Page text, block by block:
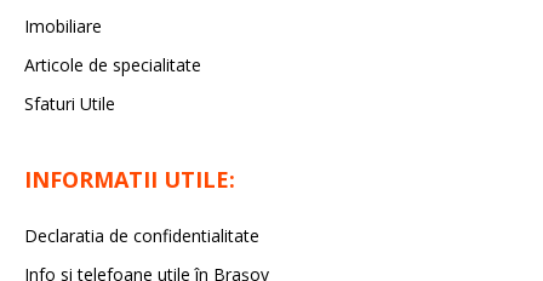
Imobiliare
Articole de specialitate
Sfaturi Utile
INFORMATII UTILE:
Declaratia de confidentialitate
Info si telefoane utile în Braşov